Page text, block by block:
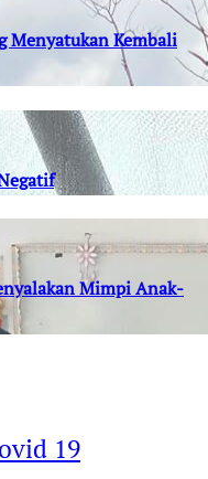
Menyatukan Kembali
Mimpi Anak-
19